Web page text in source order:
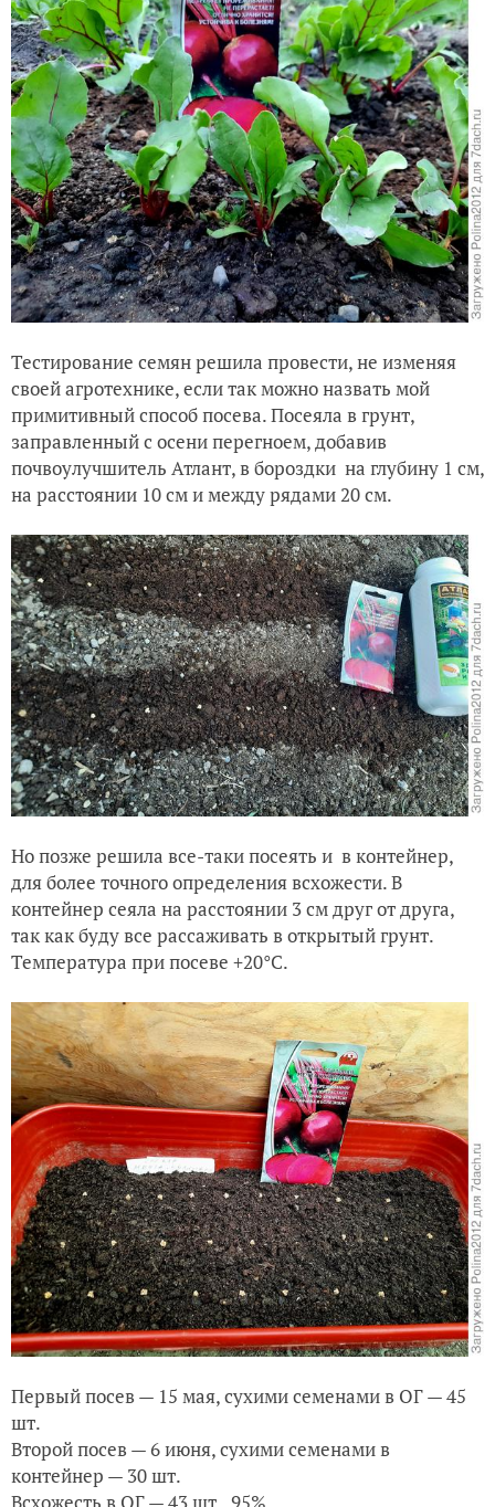
Тестирование семян решила провести, не изменяя
своей агротехнике, если так можно назвать мой
примитивный способ посева. Посеяла в грунт,
заправленный с осени перегноем, добавив
почвоулучшитель Атлант, в бороздки на глубину 1 см,
на расстоянии 10 см и между рядами 20 см.
Но позже решила все-таки посеять и в контейнер,
для более точного определения всхожести. В
контейнер сеяла на расстоянии 3 см друг от друга,
так как буду все рассаживать в открытый грунт.
Температура при посеве +20°С.
Первый посев — 15 мая, сухими семенами в ОГ — 45
шт.
Второй посев — 6 июня, сухими семенами в
контейнер — 30 шт.
Всхожесть в ОГ — 43 шт., 95%.